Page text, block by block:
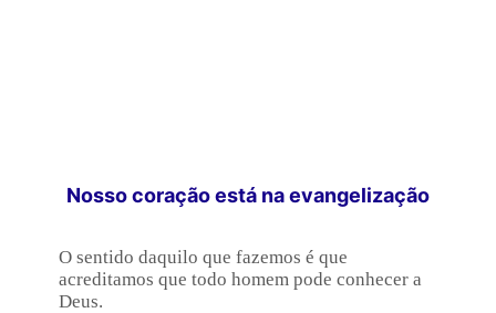
Nosso coração está na evangelização
O sentido daquilo que fazemos é que
acreditamos que todo homem pode conhecer a
Deus.